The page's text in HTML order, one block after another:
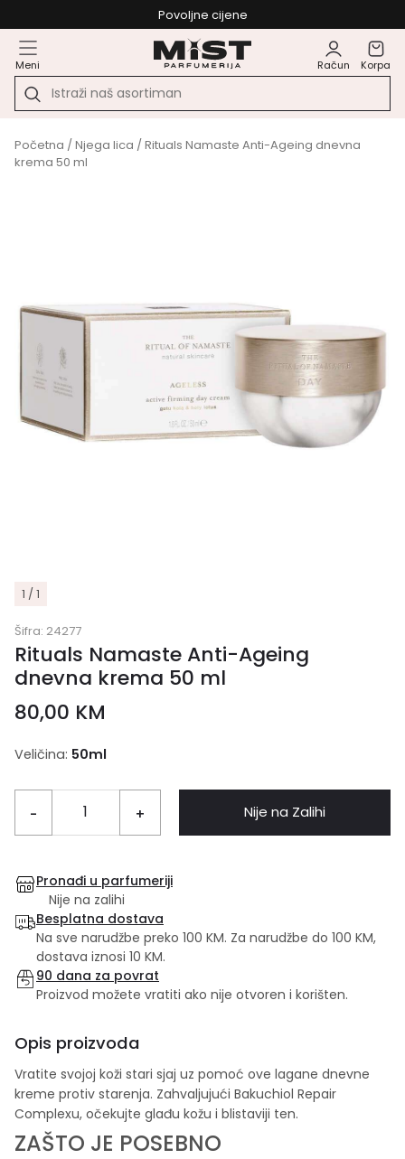
Povoljne cijene
Meni Račun Korpa
Početna /Njega lica / Rituals Namaste Anti-Ageing dnevna
krema 50 ml
1 / 1
Šifra: 24277
Rituals Namaste Anti-Ageing
dnevna krema 50 ml
80,00 KM
Veličina: 50ml
- + Nije na Zalihi
Pronađi u parfumeriji
Nije na zalihi
Besplatna dostava
Na sve narudžbe preko 100 KM. Za narudžbe do 100 KM,
dostava iznosi 10 KM.
90 dana za povrat
Proizvod možete vratiti ako nije otvoren i korišten.
Opis proizvoda
Vratite svojoj koži stari sjaj uz pomoć ove lagane dnevne
kreme protiv starenja. Zahvaljujući Bakuchiol Repair
Complexu, očekujte glađu kožu i blistaviji ten.
ZAŠTO JE POSEBNO